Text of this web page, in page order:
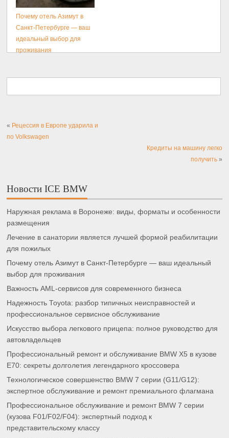
Почему отель Азимут в
Санкт-Петербурге — ваш
идеальный выбор для
проживания
« Рецессия в Европе ударила и
по Volkswagen
Кредиты на машину легко
получить»
Новости ICE BMW
Наружная реклама в Воронеже: виды, форматы и особенности
размещения
Лечение в санатории является лучшей формой реабилитации
для пожилых
Почему отель Азимут в Санкт-Петербурге — ваш идеальный
выбор для проживания
Важность AML-сервисов для современного бизнеса
Надежность Toyota: разбор типичных неисправностей и
профессиональное сервисное обслуживание
Искусство выбора легкового прицепа: полное руководство для
автовладельцев
Профессиональный ремонт и обслуживание BMW X5 в кузове
E70: секреты долголетия легендарного кроссовера
Технологическое совершенство BMW 7 серии (G11/G12):
экспертное обслуживание и ремонт премиального флагмана
Профессиональное обслуживание и ремонт BMW 7 серии
(кузова F01/F02/F04): экспертный подход к
представительскому классу